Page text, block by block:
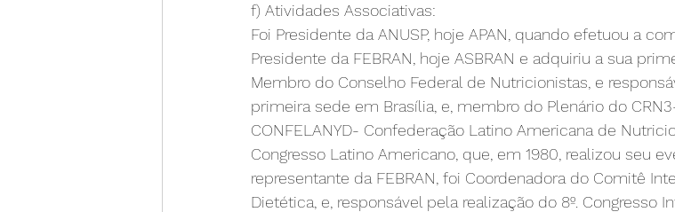
f) Atividades Associativas:
Foi Presidente da ANUSP, hoje APAN, quando efetuou a
Presidente da FEBRAN, hoje ASBRAN e adquiriu a sua
Membro do Conselho Federal de Nutricionistas, e
primeira sede em Brasília, e, membro do Plenário do
CONFELANYD- Confederação Latino Americana de
Congresso Latino Americano, que, em 1980, realizou seu
representante da FEBRAN, foi Coordenadora do Comitê
Dietética, e, responsável pela realização do 8º. Congresso